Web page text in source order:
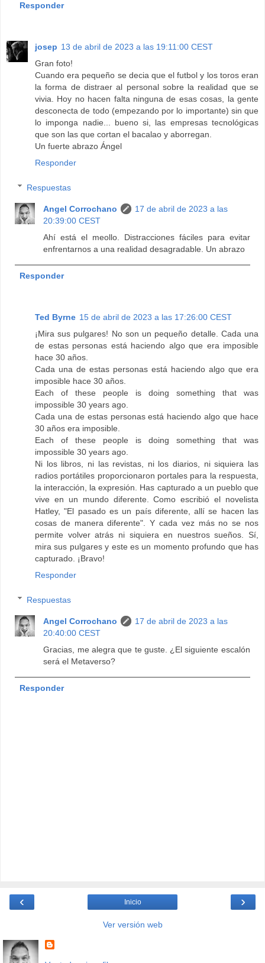
Responder
josep 13 de abril de 2023 a las 19:11:00 CEST
Gran foto!
Cuando era pequeño se decia que el futbol y los toros eran
la forma de distraer al personal sobre la realidad que se
vivia. Hoy no hacen falta ninguna de esas cosas, la gente
desconecta de todo (empezando por lo importante) sin que
lo imponga nadie... bueno si, las empresas tecnológicas
que son las que cortan el bacalao y aborregan.
Un fuerte abrazo Ángel
Responder
Respuestas
Angel Corrochano
17 de abril de 2023 a las
20:39:00 CEST
Ahí está el meollo. Distracciones fáciles para evitar
enfrentarnos a una realidad desagradable. Un abrazo
Responder
Ted Byrne 15 de abril de 2023 a las 17:26:00 CEST
¡Mira sus pulgares! No son un pequeño detalle. Cada una
de estas personas está haciendo algo que era imposible
hace 30 años.
Cada una de estas personas está haciendo algo que era
imposible hace 30 años.
Each of these people is doing something that was
impossible 30 years ago.
Cada una de estas personas está haciendo algo que hace
30 años era imposible.
Each of these people is doing something that was
impossible 30 years ago.
Ni los libros, ni las revistas, ni los diarios, ni siquiera las
radios portátiles proporcionaron portales para la respuesta,
la interacción, la expresión. Has capturado a un pueblo que
vive en un mundo diferente. Como escribió el novelista
Hatley, "El pasado es un país diferente, allí se hacen las
cosas de manera diferente". Y cada vez más no se nos
permite volver atrás ni siquiera en nuestros sueños. Sí,
mira sus pulgares y este es un momento profundo que has
capturado. ¡Bravo!
Responder
Respuestas
Angel Corrochano
17 de abril de 2023 a las
20:40:00 CEST
Gracias, me alegra que te guste. ¿El siguiente escalón
será el Metaverso?
Responder
‹ ›
Inicio
Ver versión web